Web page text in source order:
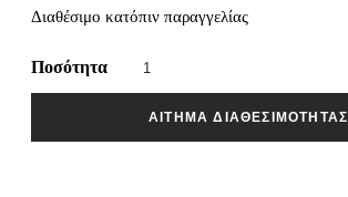
Διαθέσιμο κατόπιν παραγγελίας
Ποσότητα
ΑΊΤΗΜΑ ΔΙΑΘΕΣΙΜΌΤΗΤΑΣ